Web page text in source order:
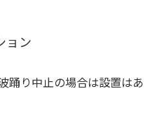
ョン
踊り中止の場合は設置はあ